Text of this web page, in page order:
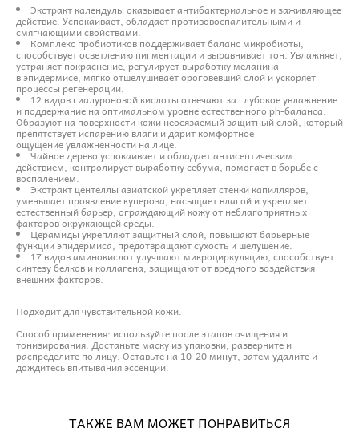
Экстракт календулы оказывает антибактериальное и заживляющее
действие. Успокаивает, обладает противовоспалительными и
смягчающими свойствами.
Комплекс пробиотиков поддерживает баланс микробиоты,
способствует осветлению пигментации и выравнивает тон. Увлажняет,
устраняет покраснение, регулирует выработку меланина
в эпидермисе, мягко отшелушивает ороговевший слой и ускоряет
процессы регенерации.
12 видов гиалуроновой кислоты отвечают за глубокое увлажнение
и поддержание на оптимальном уровне естественного ph-баланса.
Образуют на поверхности кожи неосязаемый защитный слой, который
препятствует испарению влаги и дарит комфортное
ощущение увлажненности на лице.
Чайное дерево успокаивает и обладает антисептическим
действием, контролирует выработку себума, помогает в борьбе с
воспалением.
Экстракт центеллы азиатской укрепляет стенки капилляров,
уменьшает проявление купероза, насыщает влагой и укрепляет
естественный барьер, ограждающий кожу от неблагоприятных
факторов окружающей среды.
Церамиды укрепляют защитный слой, повышают барьерные
функции эпидермиса, предотвращают сухость и шелушение.
17 видов аминокислот улучшают микроциркуляцию, способствует
синтезу белков и коллагена, защищают от вредного воздействия
внешних факторов.
Подходит для чувствительной кожи.
Способ применения: используйте после этапов очищения и
тонизирования. Достаньте маску из упаковки, разверните и
распределите по лицу. Оставьте на 10-20 минут, затем удалите и
дождитесь впитывания эссенции.
ТАКЖЕ ВАМ МОЖЕТ ПОНРАВИТЬСЯ